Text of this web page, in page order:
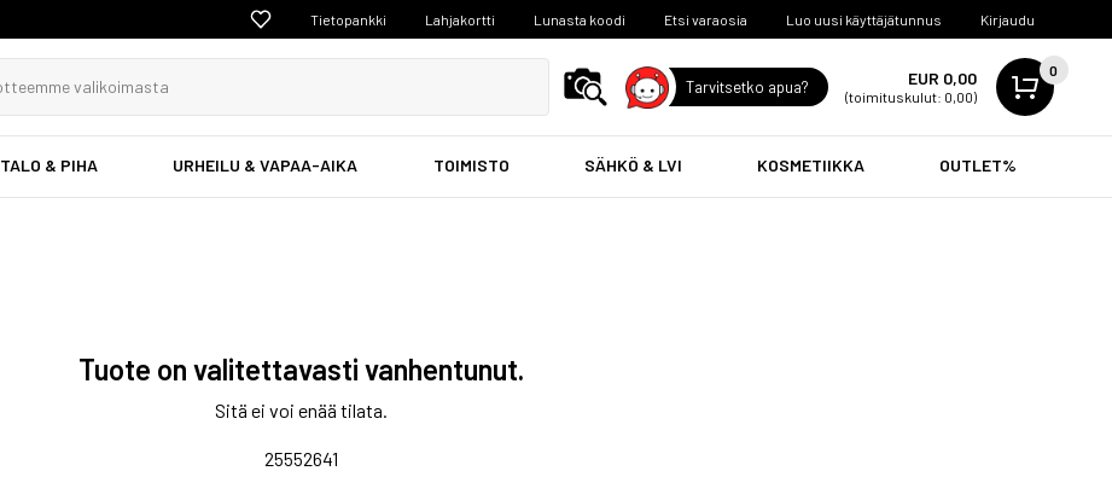
Tietopankki Lahjakortti Lunasta koodi Etsi varaosia Luo uusi käyttäjätunnus Kirjaudu
Tarvitsetko apua? EUR 0,00
(toimituskulut: 0,00)
0
TALO & PIHA URHEILU & VAPAA-AIKA TOIMISTO SÄHKÖ & LVI KOSMETIIKKA OUTLET%
Tuote on valitettavasti vanhentunut.
Sitä ei voi enää tilata.
25552641